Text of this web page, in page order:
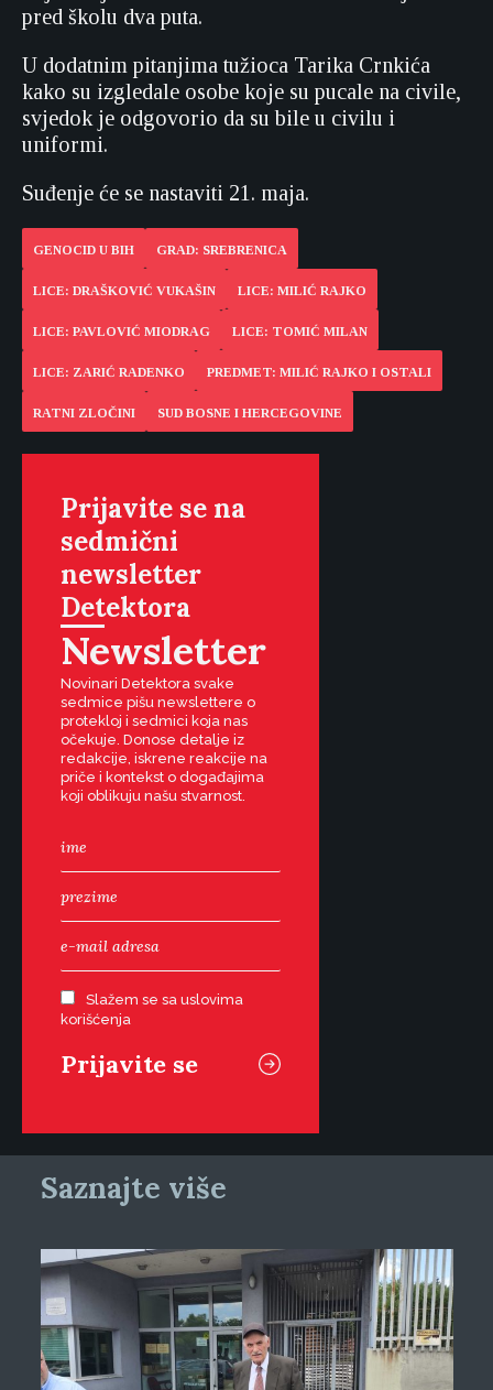
pred školu dva puta.
U dodatnim pitanjima tužioca Tarika Crnkića
kako su izgledale osobe koje su pucale na civile,
svjedok je odgovorio da su bile u civilu i
uniformi.
Suđenje će se nastaviti 21. maja.
GENOCID U BIH GRAD: SREBRENICA
LICE: DRAŠKOVIĆ VUKAŠIN LICE: MILIĆ RAJKO
LICE: PAVLOVIĆ MIODRAG LICE: TOMIĆ MILAN
LICE: ZARIĆ RADENKO PREDMET: MILIĆ RAJKO I OSTALI
RATNI ZLOČINI SUD BOSNE I HERCEGOVINE
Prijavite se na
sedmični
newsletter
Detektora
Newsletter
Novinari Detektora svake
sedmice pišu newslettere o
protekloj i sedmici koja nas
očekuje. Donose detalje iz
redakcije, iskrene reakcije na
priče i kontekst o događajima
koji oblikuju našu stvarnost.
Slažem se sa uslovima
korišćenja
Saznajte više